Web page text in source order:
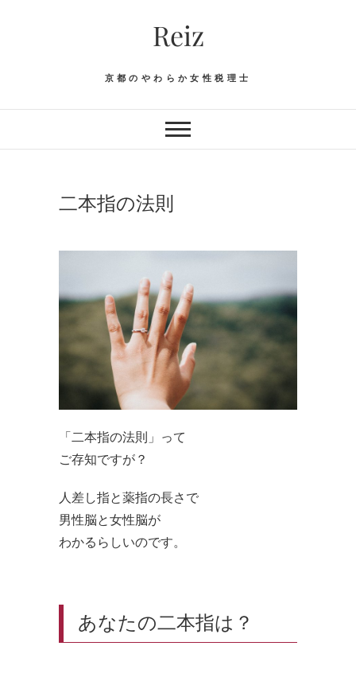
Reiz
京都のやわらか女性税理士
二本指の法則
「二本指の法則」って
ご存知ですが？
人差し指と薬指の長さで
男性脳と女性脳が
わかるらしいのです。
あなたの二本指は？